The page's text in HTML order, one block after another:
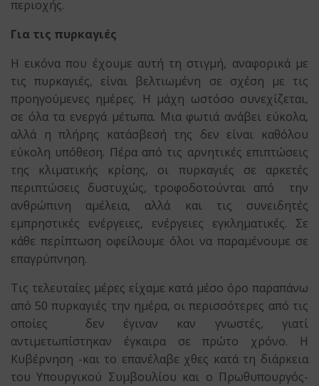
περιοχής.
Για τις πυρκαγιές
Η εικόνα που έχουμε αυτή τη στιγμή, αναφορικά με
τις πυρκαγιές, είναι βελτιωμένη σε σχέση με τις
προηγούμενες ημέρες. Η μάχη ωστόσο συνεχίζεται,
σε όλα τα ενεργά μέτωπα. Μια φωτιά ανάβει εύκολα,
αλλά η πλήρης κατάσβεσή της δεν είναι καθόλου
εύκολη υπόθεση. Πέρα από τις αρνητικές επιπτώσεις
της κλιματικής κρίσης, οι πυρκαγιές σε αρκετές
περιπτώσεις δυστυχώς, τροφοδοτούνται από την
ανθρώπινη αμέλεια, αλλά και τις συνειδητές
εμπρηστικές ενέργειες, ενέργειες εγκληματικές. Σε
κάθε περίπτωση οφείλουμε όλοι να παραμένουμε σε
επαγρύπνηση.
Τις τελευταίες μέρες είχαμε κατά μέσο όρο παραπάνω
από 50 πυρκαγιές την ημέρα, οι περισσότερες από τις
οποίες δεν έγιναν καν γνωστές, γιατί
αντιμετωπίστηκαν έγκαιρα σε πρώτο χρόνο. Η
Κυβέρνηση -και το επανέλαβε χθες κατά τη διάρκεια
του Υπουργικού Συμβουλίου και ο Πρωθυπουργός-